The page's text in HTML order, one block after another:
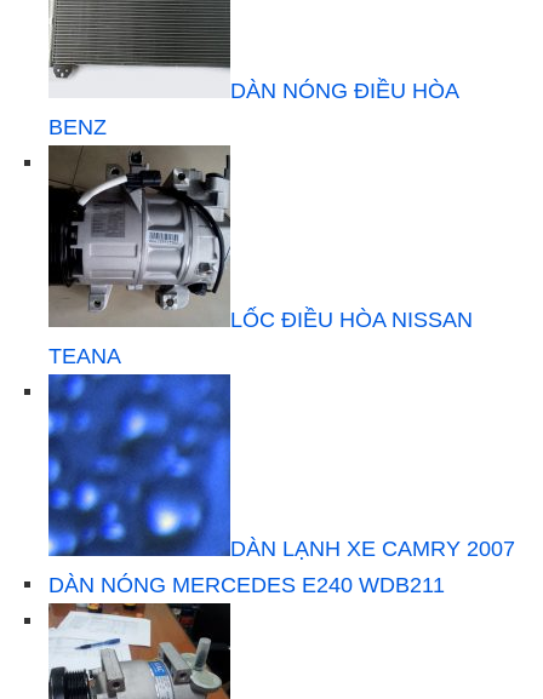
DÀN NÓNG ĐIỀU HÒA
BENZ
LỐC ĐIỀU HÒA NISSAN
TEANA
DÀN LẠNH XE CAMRY 2007
DÀN NÓNG MERCEDES E240 WDB211